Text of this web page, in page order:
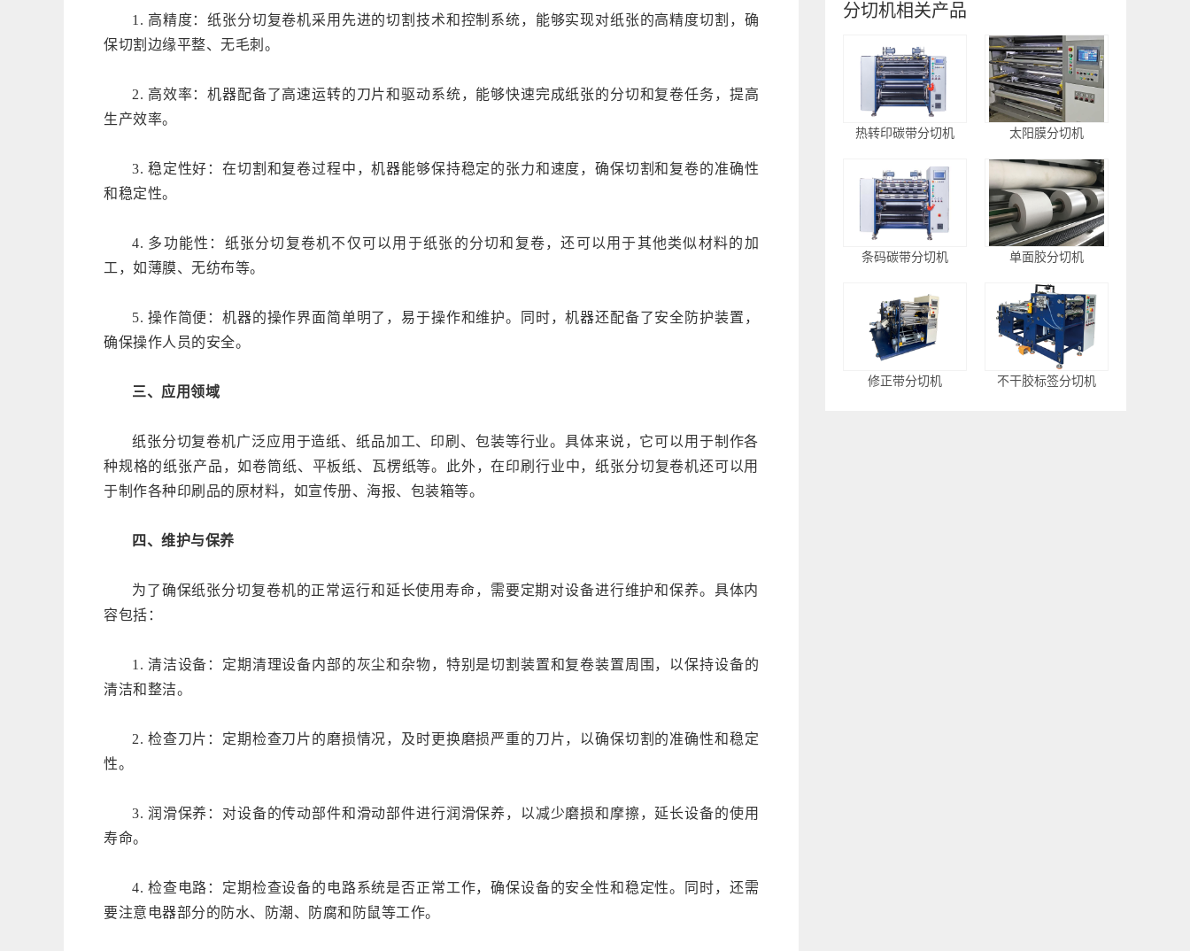
1. 高精度：纸张分切复卷机采用先进的切割技术和控制系统，能够实现对纸张的高精度切割，确
保切割边缘平整、无毛刺。
2. 高效率：机器配备了高速运转的刀片和驱动系统，能够快速完成纸张的分切和复卷任务，提高
生产效率。
3. 稳定性好：在切割和复卷过程中，机器能够保持稳定的张力和速度，确保切割和复卷的准确性
和稳定性。
4. 多功能性：纸张分切复卷机不仅可以用于纸张的分切和复卷，还可以用于其他类似材料的加
工，如薄膜、无纺布等。
5. 操作简便：机器的操作界面简单明了，易于操作和维护。同时，机器还配备了安全防护装置，
确保操作人员的安全。
三、应用领域
纸张分切复卷机广泛应用于造纸、纸品加工、印刷、包装等行业。具体来说，它可以用于制作各
种规格的纸张产品，如卷筒纸、平板纸、瓦楞纸等。此外，在印刷行业中，纸张分切复卷机还可以用
于制作各种印刷品的原材料，如宣传册、海报、包装箱等。
四、维护与保养
为了确保纸张分切复卷机的正常运行和延长使用寿命，需要定期对设备进行维护和保养。具体内
容包括：
1. 清洁设备：定期清理设备内部的灰尘和杂物，特别是切割装置和复卷装置周围，以保持设备的
清洁和整洁。
2. 检查刀片：定期检查刀片的磨损情况，及时更换磨损严重的刀片，以确保切割的准确性和稳定
性。
3. 润滑保养：对设备的传动部件和滑动部件进行润滑保养，以减少磨损和摩擦，延长设备的使用
寿命。
4. 检查电路：定期检查设备的电路系统是否正常工作，确保设备的安全性和稳定性。同时，还需
要注意电器部分的防水、防潮、防腐和防鼠等工作。
分切机相关产品
热转印碳带分切机 太阳膜分切机
条码碳带分切机 单面胶分切机
修正带分切机 不干胶标签分切机